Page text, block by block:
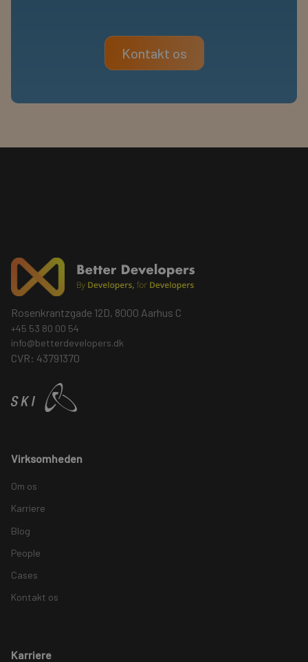
Kontakt os
Rosenkrantzgade 12D, 8000 Aarhus C
+45 53 80 00 54
info@betterdevelopers.dk
CVR: 43791370
Virksomheden
Om os
Karriere
Blog
People
Cases
Kontakt os
Karriere